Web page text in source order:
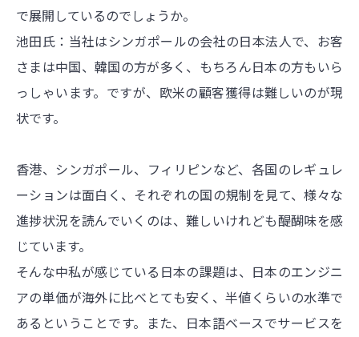
で展開しているのでしょうか。
池田氏：当社はシンガポールの会社の日本法人で、お客
さまは中国、韓国の方が多く、もちろん日本の方もいら
っしゃいます。ですが、欧米の顧客獲得は難しいのが現
状です。
香港、シンガポール、フィリピンなど、各国のレギュレ
ーションは面白く、それぞれの国の規制を見て、様々な
進捗状況を読んでいくのは、難しいけれども醍醐味を感
じています。
そんな中私が感じている日本の課題は、日本のエンジニ
アの単価が海外に比べとても安く、半値くらいの水準で
あるということです。また、日本語ベースでサービスを